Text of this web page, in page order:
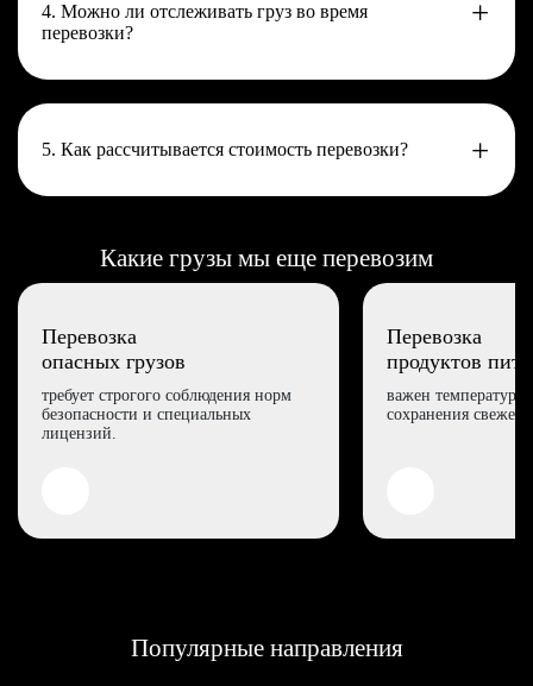
4. Можно ли отслеживать груз во время
перевозки?
5. Как рассчитывается стоимость перевозки?
Какие грузы мы еще перевозим
Перевозка
опасных грузов
требует строгого соблюдения норм
безопасности и специальных
лицензий.
Перевозка
продуктов
важен
сохранения
Популярные направления